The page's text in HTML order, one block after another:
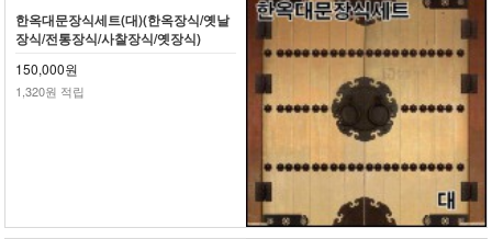
한옥대문장식세트(대)(한옥장식/옛날
장식/전통장식/사찰장식/옛장식)
150,000원
1,320원 적립